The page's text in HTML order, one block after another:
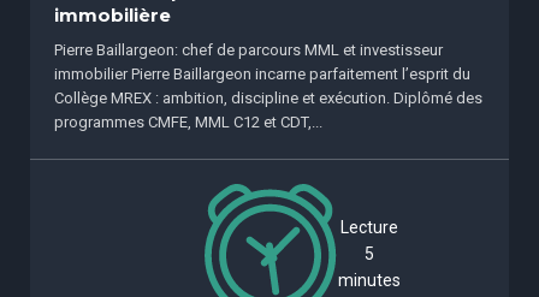
immobilière
Pierre Baillargeon: chef de parcours MML et investisseur
immobilier Pierre Baillargeon incarne parfaitement l’esprit du
Collège MREX : ambition, discipline et exécution. Diplômé des
programmes CMFE, MML C12 et CDT,...
Lecture
5
minutes